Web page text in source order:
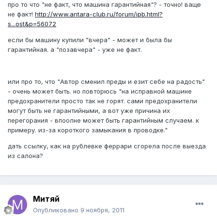
про то что "не факт, что машина гарантийная"? - точно! ваще
не факт! http://www.antara-club.ru/forum/ipb.html?
s...ost&p=56072
если бы машину купили "вчера" - может и была бы
гарантийная. а "позавчера" - уже не факт.
или про то, что "Автор сменил преды и езит себе на радость"
- очень может быть. но повторюсь "на исправной машине
предохранители просто так не горят. сами предохранители
могут быть не гарантийными, а вот уже причина их
перегорания - впоолне может быть гарантийным случаем. к
примеру. из-за короткого замыкания в проводке."
дать ссылку, как на рублевке феррари сгорела после выезда
из салона?
Митяй
Опубликовано 9 ноября, 2011